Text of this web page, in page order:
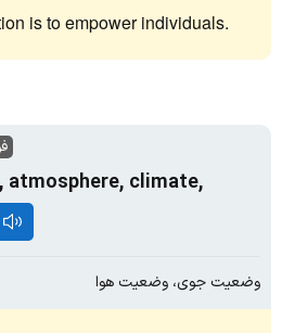
is to empower individuals.
atmosphere, climate,
وضعیت جوی، وضعیت هوا